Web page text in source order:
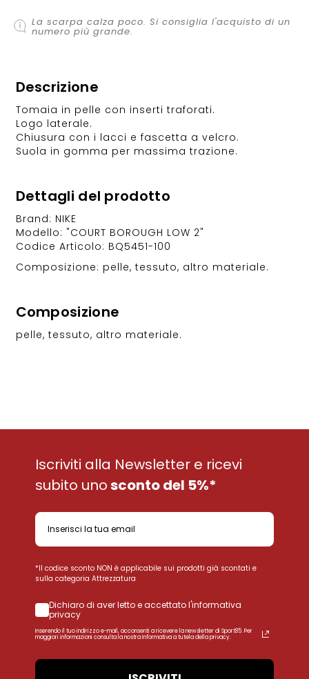
La scarpa calza poco. Si consiglia l'acquisto di un
numero più grande.
Descrizione
Tomaia in pelle con inserti traforati.
Logo laterale.
Chiusura con i lacci e fascetta a velcro.
Suola in gomma per massima trazione.
Dettagli del prodotto
Brand: NIKE
Modello: "COURT BOROUGH LOW 2"
Codice Articolo: BQ5451-100
Composizione: pelle, tessuto, altro materiale.
Composizione
pelle, tessuto, altro materiale.
Iscriviti alla Newsletter e ricevi
subito unosconto del 5%*
*Il codice sconto NON è applicabile sui prodotti già scontati e
sulla categoria Attrezzatura
Dichiaro di aver letto e accettato l'informativa
privacy
Inserendo il tuo indirizzo e-mail, acconsenti a ricevere la newsletter di Sport85. Per
maggiori informazioni consulta la nostra Informativa a tutela della privacy.